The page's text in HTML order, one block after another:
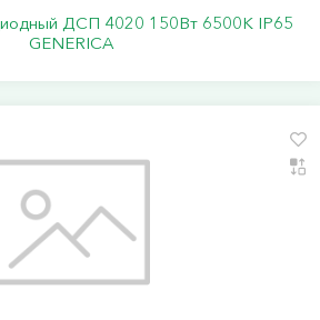
ДСП 4020 150Вт 6500К IP65
GENERICA